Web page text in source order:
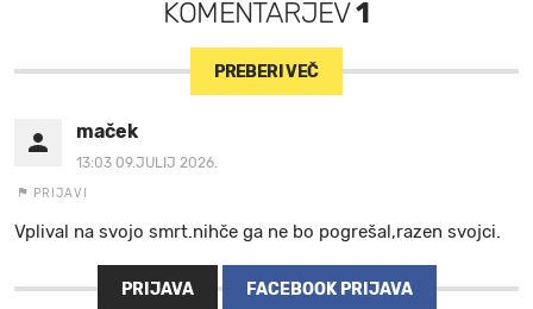
KOMENTARJEV1
PREBERI VEČ
maček
13:03 09.JULIJ 2026.
PRIJAVI
Vplival na svojo smrt.nihče ga ne bo pogrešal,razen svojci.
PRIJAVA FACEBOOK PRIJAVA